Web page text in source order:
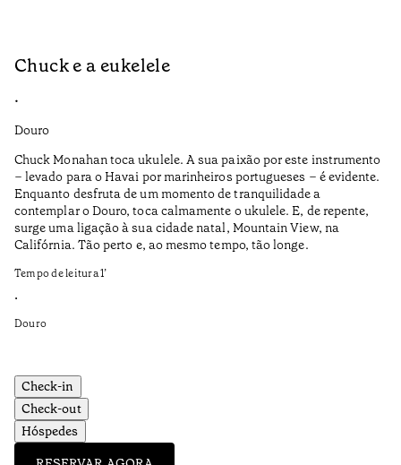
Chuck e a eukelele
•
Douro
Chuck Monahan toca ukulele. A sua paixão por este instrumento
– levado para o Havai por marinheiros portugueses – é evidente.
Enquanto desfruta de um momento de tranquilidade a
contemplar o Douro, toca calmamente o ukulele. E, de repente,
surge uma ligação à sua cidade natal, Mountain View, na
Califórnia. Tão perto e, ao mesmo tempo, tão longe.
Tempo de leitura1’
•
Douro
Check-in
Check-out
Hóspedes